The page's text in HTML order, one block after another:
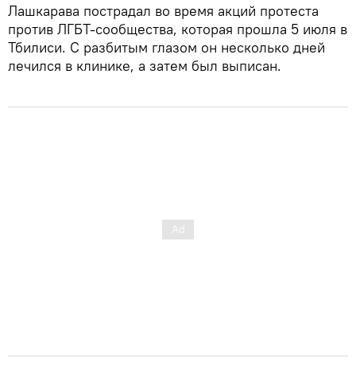
Лашкарава пострадал во время акций протеста
против ЛГБТ-сообщества, которая прошла 5 июля в
Тбилиси. С разбитым глазом он несколько дней
лечился в клинике, а затем был выписан.